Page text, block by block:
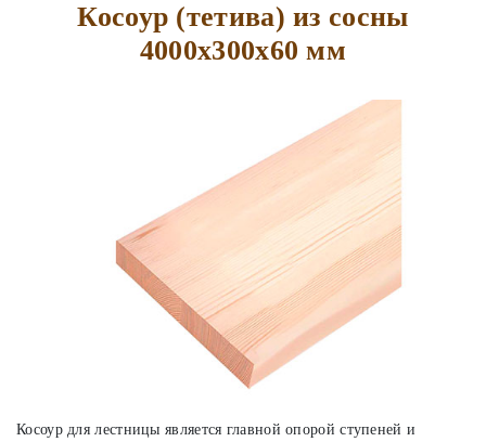
Косоур (тетива) из сосны
4000х300х60 мм
Косоур для лестницы является главной опорой ступеней и